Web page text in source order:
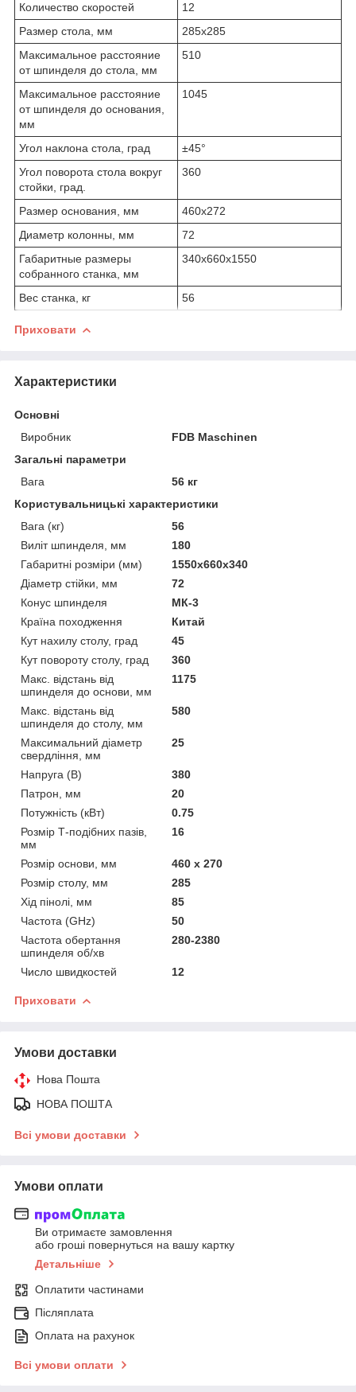
Количество скоростей
12
Размер стола, мм
285х285
Максимальное расстояние
от шпинделя до стола, мм
510
Максимальное расстояние
от шпинделя до основания,
мм
1045
Угол наклона стола, град
±45°
Угол поворота стола вокруг
стойки, град.
360
Размер основания, мм
460х272
Диаметр колонны, мм
72
Габаритные размеры
собранного станка, мм
340х660х1550
Вес станка, кг 56
Приховати
Характеристики
Основні
Виробник
FDB Maschinen
Загальні параметри
Вага
56 кг
Користувальницькі характеристики
Вага (кг)
56
Виліт шпинделя, мм
180
Габаритні розміри (мм)
1550х660х340
Діаметр стійки, мм
72
Конус шпинделя
МК-3
Країна походження
Китай
Кут нахилу столу, град
45
Кут повороту столу, град
360
Макс. відстань від
шпинделя до основи, мм
1175
Макс. відстань від
шпинделя до столу, мм
580
Максимальний діаметр
свердління, мм
25
Напруга (В)
380
Патрон, мм
20
Потужність (кВт)
0.75
Розмір Т-подібних пазів,
мм
16
Розмір основи, мм
460 х 270
Розмір столу, мм
285
Хід пінолі, мм
85
Частота (GHz)
50
Частота обертання
шпинделя об/хв
280-2380
Число швидкостей 12
Приховати
Умови доставки
Нова Пошта
НОВА ПОШТА
Всі умови доставки
Умови оплати
Ви отримаєте замовлення
або гроші повернуться на вашу картку
Детальніше
Оплатити частинами
Післяплата
Оплата на рахунок
Всі умови оплати